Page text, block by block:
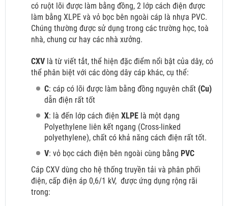
có ruột lõi được làm bằng đồng, 2 lớp cách điện được
làm bằng XLPE và vỏ bọc bên ngoài cáp là nhựa PVC.
Chúng thường được sử dụng trong các trường học, toà
nhà, chung cư hay các nhà xưởng.
CXV là từ viết tắt, thể hiện đặc điểm nổi bật của dây, có
thể phân biệt với các dòng dây cáp khác, cụ thể:
C: cáp có lõi được làm bằng đồng nguyên chất (Cu)
dẫn điện rất tốt
X: là đến lớp cách điện XLPE là một dạng
Polyethylene liên kết ngang (Cross-linked
polyethylene), chất có khả năng cách điện rất tốt.
V: vỏ bọc cách điện bên ngoài cùng bằng PVC
Cáp CXV dùng cho hệ thống truyền tải và phân phối
điện, cấp điện áp 0,6/1 kV, được ứng dụng rộng rãi
trong: